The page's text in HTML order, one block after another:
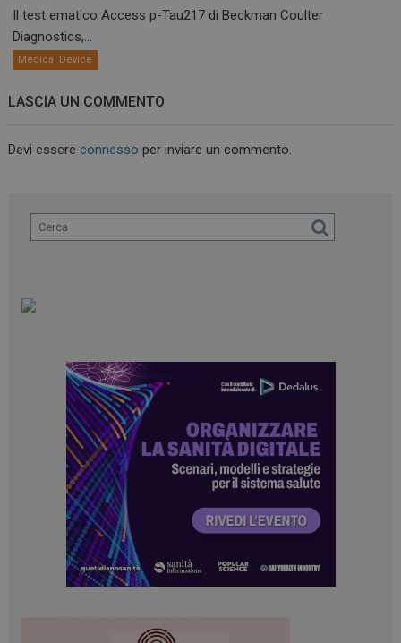
Il test ematico Access p-Tau217 di Beckman Coulter
Diagnostics,...
Medical Device
LASCIA UN COMMENTO
Devi essereconnesso per inviare un commento.